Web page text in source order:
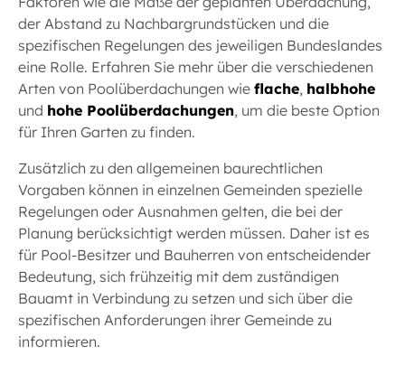
der Abstand zu Nachbargrundstücken und die
spezifischen Regelungen des jeweiligen Bundeslandes
eine Rolle. Erfahren Sie mehr über die verschiedenen
Arten von Poolüberdachungen wie flache, halbhohe
und hohe Poolüberdachungen, um die beste Option
für Ihren Garten zu finden.
Zusätzlich zu den allgemeinen baurechtlichen
Vorgaben können in einzelnen Gemeinden spezielle
Regelungen oder Ausnahmen gelten, die bei der
Planung berücksichtigt werden müssen. Daher ist es
für Pool-Besitzer und Bauherren von entscheidender
Bedeutung, sich frühzeitig mit dem zuständigen
Bauamt in Verbindung zu setzen und sich über die
spezifischen Anforderungen ihrer Gemeinde zu
informieren.